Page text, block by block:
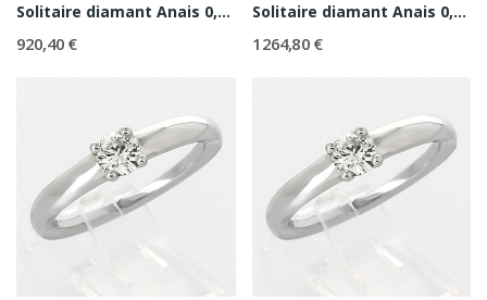
Solitaire diamant Anais 0,10 ct
920,40 €
Solitaire diamant Anais 0,20 ct
1 264,80 €